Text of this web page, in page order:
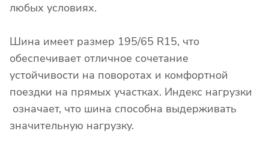
любых условиях.
Шина имеет размер 195/65 R15, что
обеспечивает отличное сочетание
устойчивости на поворотах и комфортной
поездки на прямых участках. Индекс нагрузки
означает, что шина способна выдерживать
значительную нагрузку.